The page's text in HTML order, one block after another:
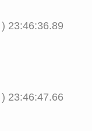
23:46:36.89
23:46:47.66